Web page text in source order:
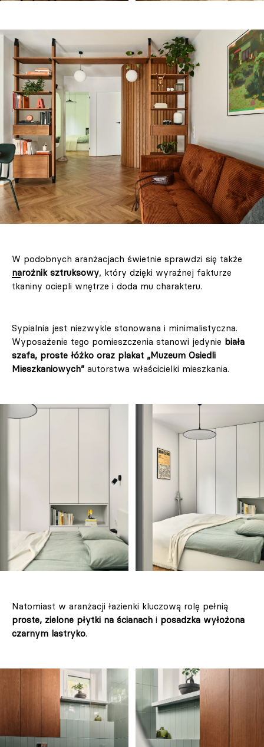
W podobnych aranżacjach świetnie sprawdzi się także
narożnik sztruksowy, który dzięki wyraźnej fakturze
tkaniny ociepli wnętrze i doda mu charakteru.
Sypialnia jest niezwykle stonowana i minimalistyczna.
Wyposażenie tego pomieszczenia stanowi jedynie biała
szafa, proste łóżko oraz plakat „Muzeum Osiedli
Mieszkaniowych” autorstwa właścicielki mieszkania.
Natomiast w aranżacji łazienki kluczową rolę pełnią
proste, zielone płytki na ścianach i posadzka wyłożona
czarnym lastryko.